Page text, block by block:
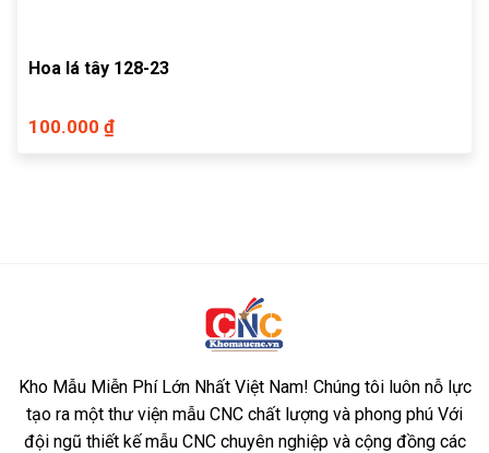
Hoa lá tây 128-23
100.000 ₫
Kho Mẫu Miễn Phí Lớn Nhất Việt Nam! Chúng tôi luôn nỗ lực
tạo ra một thư viện mẫu CNC chất lượng và phong phú Với
đội ngũ thiết kế mẫu CNC chuyên nghiệp và cộng đồng các